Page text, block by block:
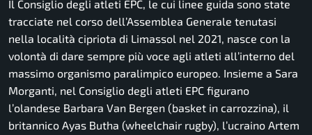
Il Consiglio degli atleti EPC, le cui linee guida sono state
tracciate nel corso dell’Assemblea Generale tenutasi
nella località cipriota di Limassol nel 2021, nasce con la
volontà di dare sempre più voce agli atleti all’interno del
massimo organismo paralimpico europeo. Insieme a Sara
Morganti, nel Consiglio degli atleti EPC figurano
l’olandese Barbara Van Bergen (basket in carrozzina), il
britannico Ayas Butha (wheelchair rugby), l’ucraino Artem